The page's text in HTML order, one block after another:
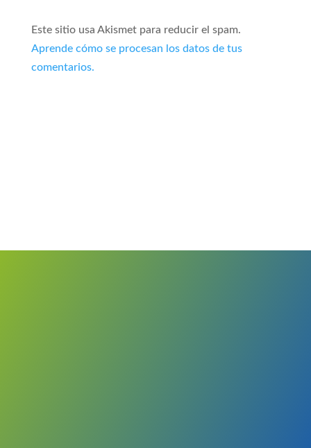
Este sitio usa Akismet para reducir el spam.
Aprende cómo se procesan los datos de tus
comentarios.